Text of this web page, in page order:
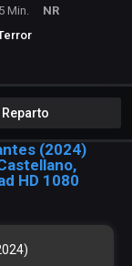
Min.
NR
Reparto
(2024)
HD 1080